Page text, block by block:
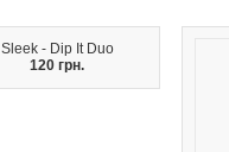
Sleek - Dip It Duo
120 грн.